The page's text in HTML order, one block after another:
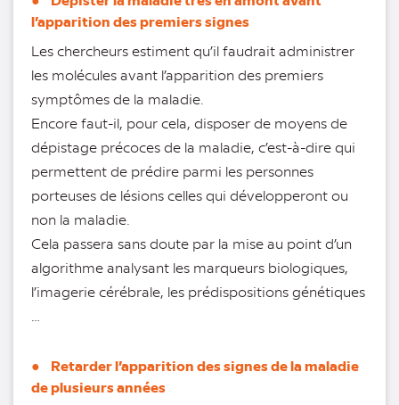
l’apparition des premiers signes
Les chercheurs estiment qu’il faudrait administrer
les molécules avant l’apparition des premiers
symptômes de la maladie.
Encore faut-il, pour cela, disposer de moyens de
dépistage précoces de la maladie, c’est-à-dire qui
permettent de prédire parmi les personnes
porteuses de lésions celles qui développeront ou
non la maladie.
Cela passera sans doute par la mise au point d’un
algorithme analysant les marqueurs biologiques,
l’imagerie cérébrale, les prédispositions génétiques
● Retarder l’apparition des signes de la maladie
de plusieurs années